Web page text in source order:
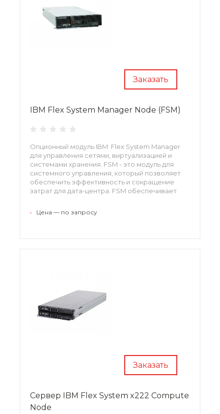
Заказать
IBM Flex System Manager Node (FSM)
Опционный модуль IBM Flex System Manager
для управления сетями, виртуализацией и
системами хранения. FSM - это модуль для
системного управления, который позволяет
обеспечить эффективность и сокращение
затрат для дата-центра. FSM обеспечивает
хранения и сети, которая с легкостью
• Цена — по запросу
Заказать
Сервер IBM Flex System x222 Compute
Node